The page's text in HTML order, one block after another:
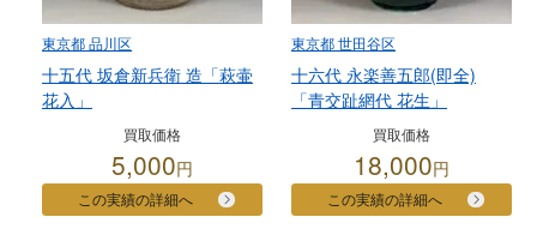
東京都 品川区
十五代 坂倉新兵衛 造「萩壷
花入」
買取価格
5,000円
この実績の詳細へ
東京都 世田谷区
十六代 永楽善五郎(即全)
「青交趾網代 花生」
買取価格
18,000円
この実績の詳細へ